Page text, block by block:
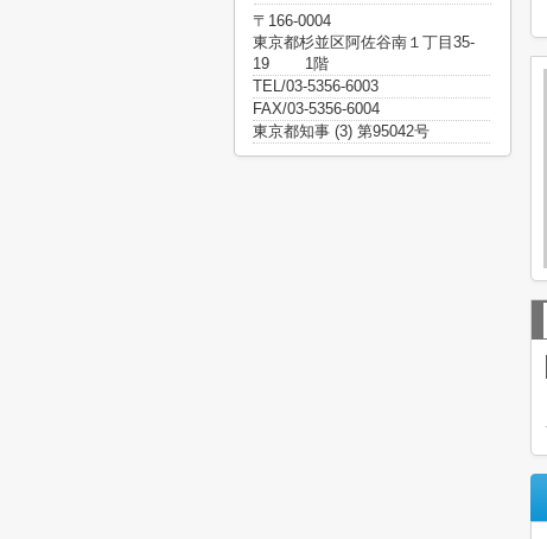
〒166-0004
東京都杉並区阿佐谷南１丁目35-
19 1階
TEL/03-5356-6003
FAX/03-5356-6004
東京都知事 (3) 第95042号